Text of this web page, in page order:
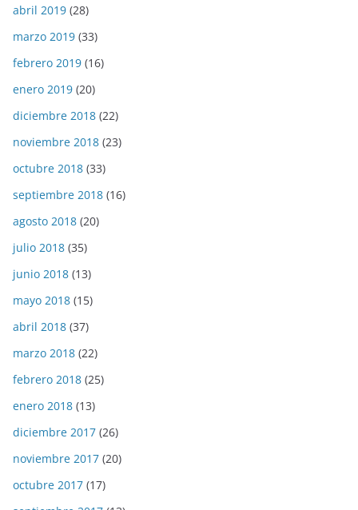
abril 2019 (28)
marzo 2019 (33)
febrero 2019 (16)
enero 2019 (20)
diciembre 2018 (22)
noviembre 2018 (23)
octubre 2018 (33)
septiembre 2018 (16)
agosto 2018 (20)
julio 2018 (35)
junio 2018 (13)
mayo 2018 (15)
abril 2018 (37)
marzo 2018 (22)
febrero 2018 (25)
enero 2018 (13)
diciembre 2017 (26)
noviembre 2017 (20)
octubre 2017 (17)